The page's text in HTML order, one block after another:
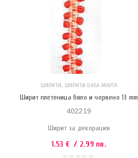
ШИРИТИ, ШИРИТИ БАБА МАРТА
Ширит плетеница бяло и червено 13 mm
402219
Ширит за декорация
1.53 € / 2.99 лв.